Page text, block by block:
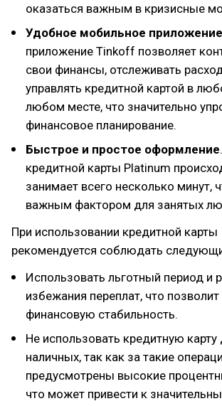
оказаться важным в кризисные
Удобное мобильное приложение
приложение Tinkoff позволяет
свои финансы, отслеживать
управлять кредитной картой в
любом месте, что значительно
финансовое планирование.
Быстрое и простое оформление
кредитной карты Platinum
занимает всего несколько минут,
важным фактором для занятых
При использовании кредитной карты
рекомендуется соблюдать
Использовать льготный период и
избежания переплат, что позволит
финансовую стабильность.
Не использовать кредитную карту
наличных, так как за такие
предусмотрены высокие
что может привести к